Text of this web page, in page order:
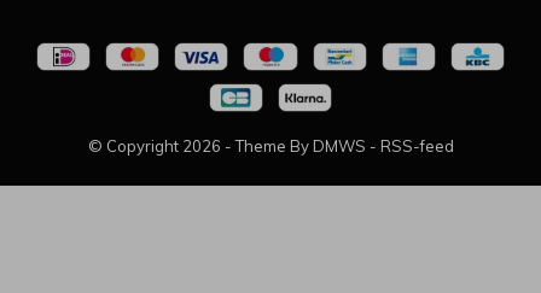
© Copyright 2026 - Theme By DMWS - RSS-feed